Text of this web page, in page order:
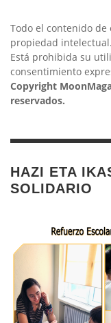
Todo el contenido de
propiedad intelectual.
Está prohibida su
consentimiento
Copyright
reservados.
HAZI ETA
SOLIDARIO